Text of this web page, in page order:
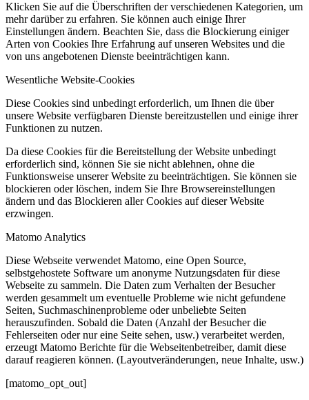
Klicken Sie auf die Überschriften der verschiedenen Kategorien, um
mehr darüber zu erfahren. Sie können auch einige Ihrer
Einstellungen ändern. Beachten Sie, dass die Blockierung einiger
Arten von Cookies Ihre Erfahrung auf unseren Websites und die
von uns angebotenen Dienste beeinträchtigen kann.
Wesentliche Website-Cookies
Diese Cookies sind unbedingt erforderlich, um Ihnen die über
unsere Website verfügbaren Dienste bereitzustellen und einige ihrer
Funktionen zu nutzen.
Da diese Cookies für die Bereitstellung der Website unbedingt
erforderlich sind, können Sie sie nicht ablehnen, ohne die
Funktionsweise unserer Website zu beeinträchtigen. Sie können sie
blockieren oder löschen, indem Sie Ihre Browsereinstellungen
ändern und das Blockieren aller Cookies auf dieser Website
erzwingen.
Matomo Analytics
Diese Webseite verwendet Matomo, eine Open Source,
selbstgehostete Software um anonyme Nutzungsdaten für diese
Webseite zu sammeln. Die Daten zum Verhalten der Besucher
werden gesammelt um eventuelle Probleme wie nicht gefundene
Seiten, Suchmaschinenprobleme oder unbeliebte Seiten
herauszufinden. Sobald die Daten (Anzahl der Besucher die
Fehlerseiten oder nur eine Seite sehen, usw.) verarbeitet werden,
erzeugt Matomo Berichte für die Webseitenbetreiber, damit diese
darauf reagieren können. (Layoutveränderungen, neue Inhalte, usw.)
[matomo_opt_out]